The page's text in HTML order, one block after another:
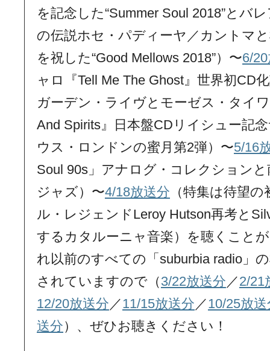
を記念した“Summer Soul 2018”とバ
の伝説ホセ・パディーヤ／カントマ
を祝した“Good Mellows 2018”）〜6/
ャロ『Tell Me The Ghost』世界初CD
ガーデン・ライヴとモーゼス・タイ
And Spirits』日本盤CDリイシュー記
ウス・ロンドンの蜜月第2弾）〜5/16
Soul 90s」アナログ・コレクション
ジャズ）〜4/18放送分 （特集は待望
ル・レジェンドLeroy Hutson再考と
するカタルーニャ音楽）を聴くこと
れ以前のすべての「suburbia radio」
されていますので（3/22放送分 ／2/21
12/20放送分 ／11/15放送分 ／10/25放送
送分）、ぜひお聴きください！